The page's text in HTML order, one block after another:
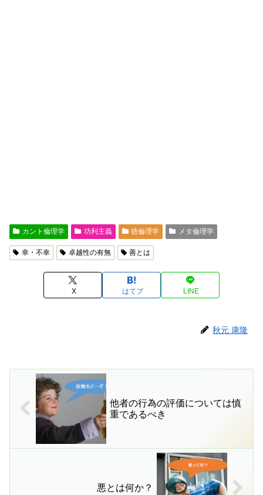
カント倫理学 功利主義 徳倫理学 メタ倫理学
幸・不幸 卓越性の有無 善とは
X はてブ LINE
秋元 康隆
他者の行為の評価については慎
重であるべき
悪とは何か？